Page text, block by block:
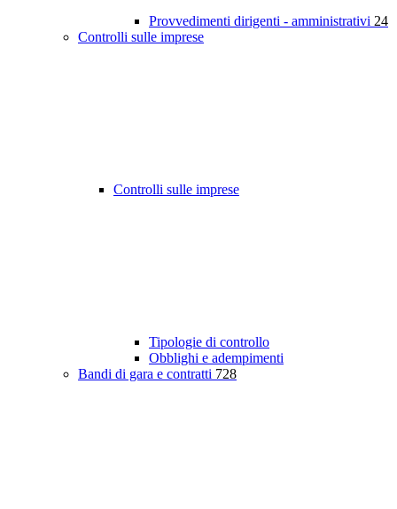
Provvedimenti dirigenti - amministrativi 24
Controlli sulle imprese
Controlli sulle imprese
Tipologie di controllo
Obblighi e adempimenti
Bandi di gara e contratti 728